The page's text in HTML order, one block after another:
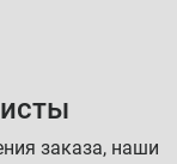
заказа, наши